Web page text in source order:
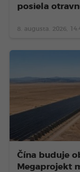
posiela
8. augusta. 2026,
Čína buduje
Megaprojekt